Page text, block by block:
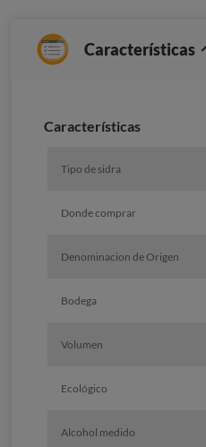
Características
Caracterí­sticas
Tipo de sidra
Donde comprar
Denominacion de Origen
Bodega
Volumen
Ecológico
Alcohol medido